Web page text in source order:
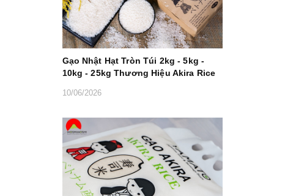
Gạo Nhật Hạt Tròn Túi 2kg - 5kg -
10kg - 25kg Thương Hiệu Akira Rice
10/06/2026